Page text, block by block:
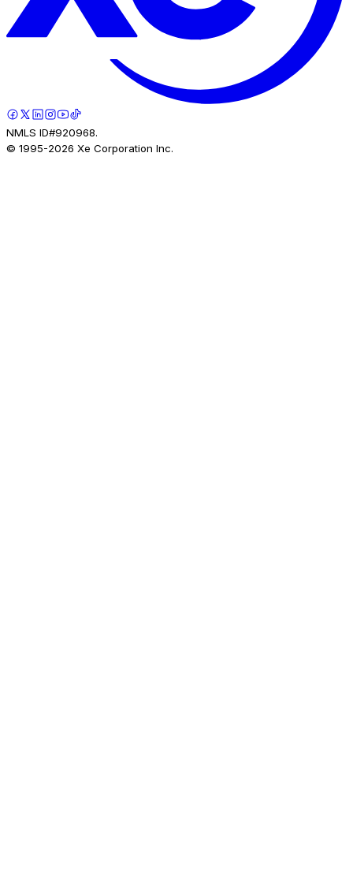
NMLS ID#920968.
© 1995-2026 Xe Corporation Inc.